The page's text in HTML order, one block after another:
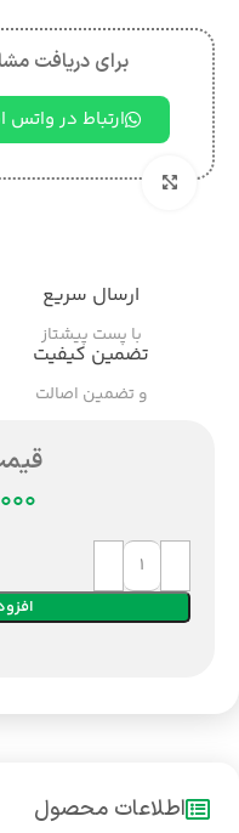
برای دریافت
ارتباط در واتس
بزرگنمایی تصویر
ارسال سریع
با پست پیشتاز
تضمین کیفیت
و تضمین اصالت
اطلاعات محصول